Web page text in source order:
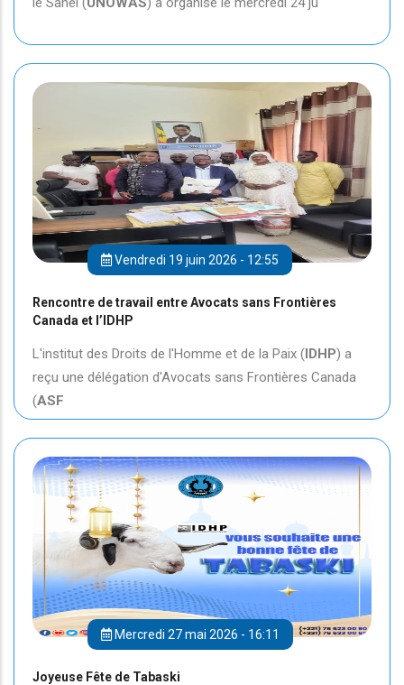
Vendredi 19 juin 2026 - 12:55
Rencontre de travail entre Avocats sans Frontières
Canada et l’IDHP
L'institut des Droits de l'Homme et de la Paix (IDHP) a
reçu une délégation d'Avocats sans Frontières Canada
(ASF
Mercredi 27 mai 2026 - 16:11
Joyeuse Fête de Tabaski